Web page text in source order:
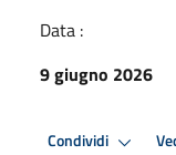
Data :
9 giugno 2026
Condividi